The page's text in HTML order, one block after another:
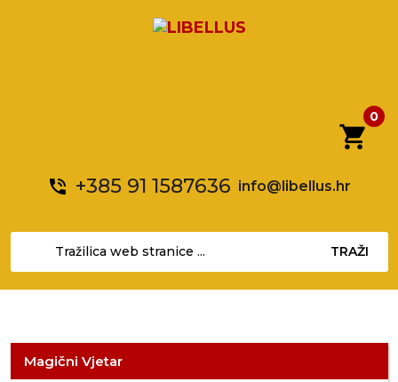
shopping_cart
0
phone_in_talk +385 91 1587636 info@libellus.hr
TRAŽI
Magični Vjetar